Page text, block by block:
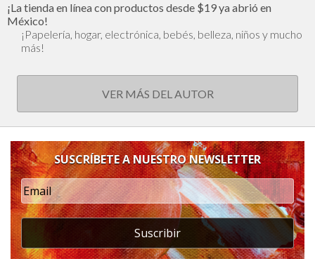
¡La tienda en línea con productos desde $19 ya abrió en
México!
¡Papelería, hogar, electrónica, bebés, belleza, niños y mucho
más!
VER MÁS DEL AUTOR
SUSCRÍBETE A NUESTRO NEWSLETTER
Suscribir